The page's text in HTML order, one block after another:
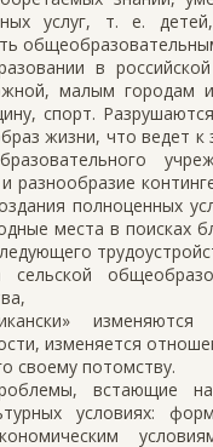
услуг, т. е.
в
малым городам
спорт.
жизни, что ведет
разнообразие
полноценных
места в поисках
изменяются
изменяется
своему потомству.
встающие
условиях: